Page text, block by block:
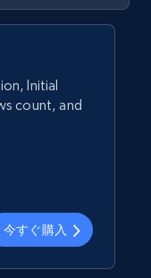
Initial
count, and
今すぐ購入